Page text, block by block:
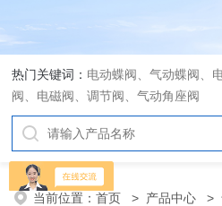
热门关键词： 电动蝶阀、气动蝶阀、
阀、电磁阀、调节阀、气动角座阀
当前位置：首页 > 产品中心 >